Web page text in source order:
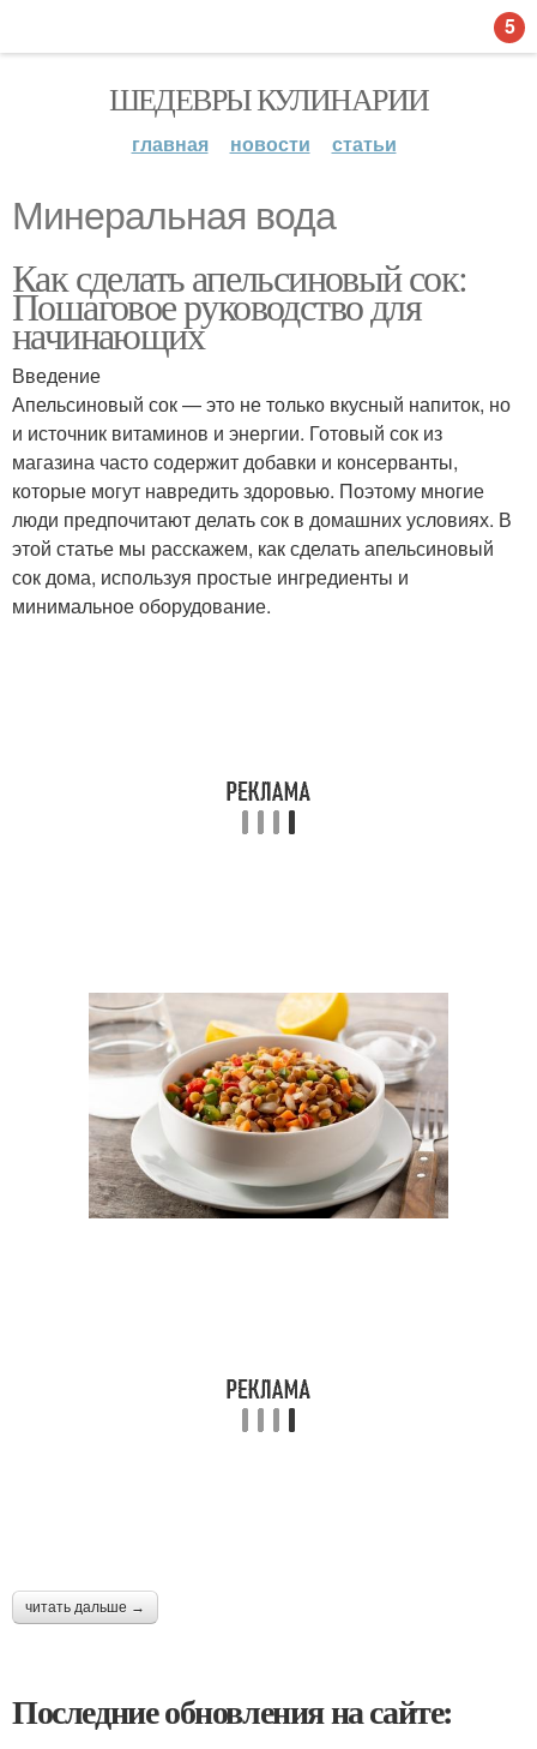
ШЕДЕВРЫ КУЛИНАРИИ
главная новости статьи
Минеральная вода
Как сделать апельсиновый сок:
Пошаговое руководство для
начинающих
Введение
Апельсиновый сок — это не только вкусный напиток, но
и источник витаминов и энергии. Готовый сок из
магазина часто содержит добавки и консерванты,
которые могут навредить здоровью. Поэтому многие
люди предпочитают делать сок в домашних условиях. В
этой статье мы расскажем, как сделать апельсиновый
сок дома, используя простые ингредиенты и
минимальное оборудование.
читать дальше →
Последние обновления на сайте:
5